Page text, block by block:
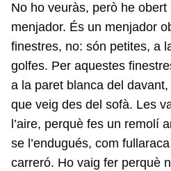
No ho veuràs, però he obert
menjador. És un menjador
finestres, no: són petites, a
golfes. Per aquestes
a la paret blanca del davant,
que veig des del sofà. Les
l’aire, perquè fes un remolí
se l’endugués, com
carreró. Ho vaig fer perquè